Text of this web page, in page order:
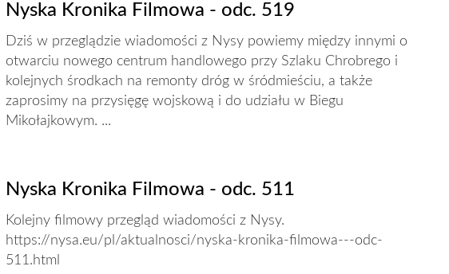
Nyska Kronika Filmowa - odc. 519
Dziś w przeglądzie wiadomości z Nysy powiemy między innymi o
otwarciu nowego centrum handlowego przy Szlaku Chrobrego i
kolejnych środkach na remonty dróg w śródmieściu, a także
zaprosimy na przysięgę wojskową i do udziału w Biegu
Mikołajkowym. ...
Nyska Kronika Filmowa - odc. 511
Kolejny filmowy przegląd wiadomości z Nysy.
https://nysa.eu/pl/aktualnosci/nyska-kronika-filmowa---odc-
511.html